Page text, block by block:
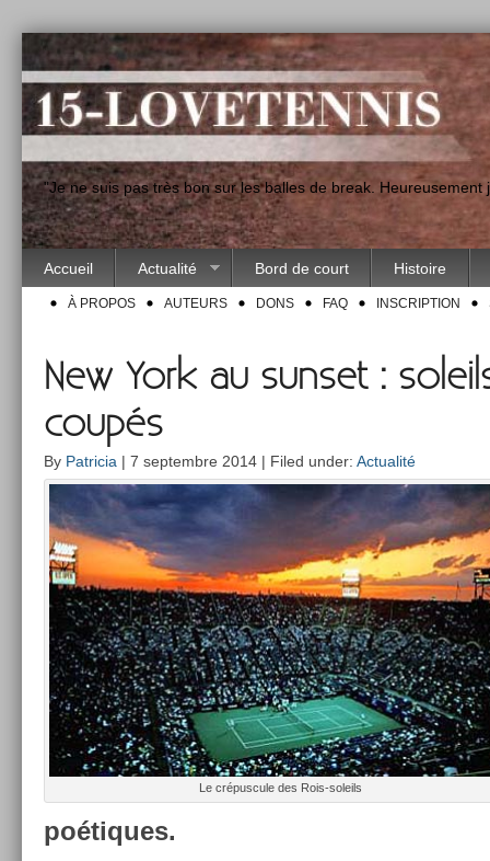
"Je ne suis pas très bon sur les balles de break.
Accueil Actualité Bord de court Histoire
À PROPOS AUTEURS DONS FAQ INSCRIPTION
New York au sunset :
coupés
By Patricia | 7 septembre 2014 | Filed under: Actualité
Le crépus­cule des Rois-soleils
poé­tiques.